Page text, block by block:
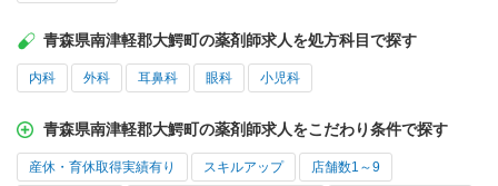
青森県南津軽郡大鰐町の薬剤師求人を処方科目で探す
内科 外科 耳鼻科 眼科 小児科
青森県南津軽郡大鰐町の薬剤師求人をこだわり条件で探す
産休・育休取得実績有り スキルアップ 店舗数1～9